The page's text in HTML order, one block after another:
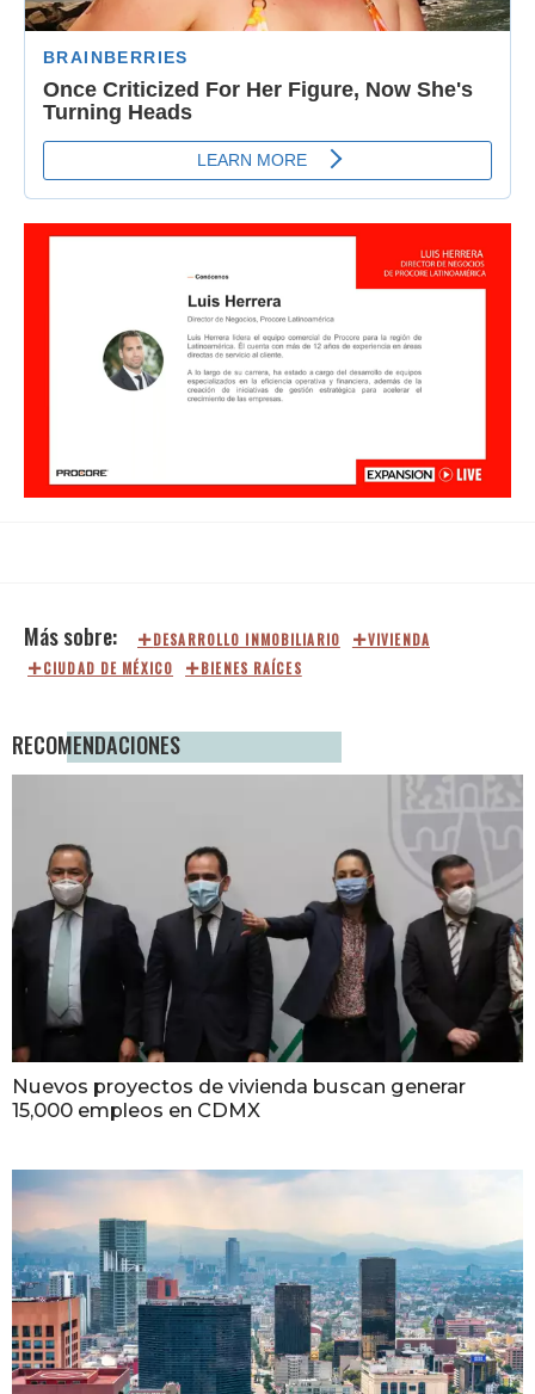
Unmute Loaded:
DESARROLLO INMOBILIARIO
VIVIENDA
CIUDAD DE MÉXICO
BIENES RAÍCES
RECOMENDACIONES
Nuevos proyectos de vivienda buscan generar
15,000 empleos en CDMX